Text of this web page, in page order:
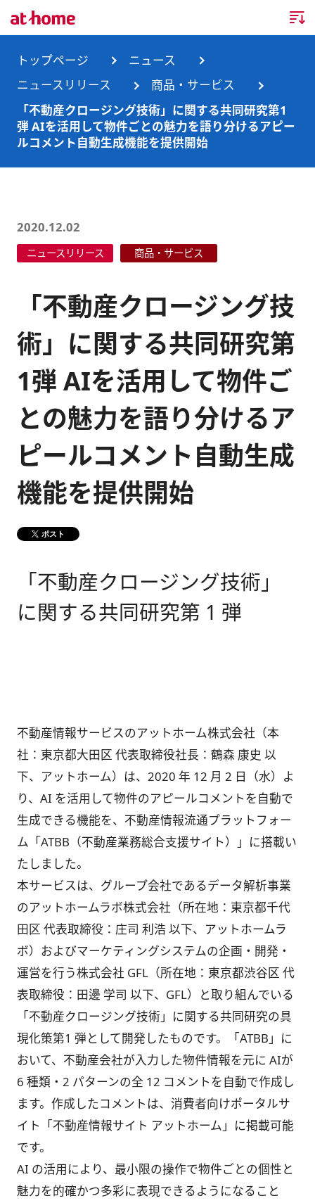
トップページ
企業情報
企業情報TOP
サステナビリティ
健康経営
DX戦略
CM・動画紹介
ニュース
ニュースTOP
ランキング
メディア掲載情報
事業内容
不動産業務支援サービス
新卒採用情報
障がい者採用情報
お問合せ
トップページ
ニュース
ニュースリリース
商品・サービス
「不動産クロージング技術」に関する共同研究第1
弾 AIを活用して物件ごとの魅力を語り分けるアピー
ルコメント自動生成機能を提供開始
2020.12.02
ニュースリリース 商品・サービス
「不動産クロージング技
術」に関する共同研究第
1弾 AIを活用して物件ご
との魅力を語り分けるア
ピールコメント自動生成
機能を提供開始
ポスト
「不動産クロージング技術」
に関する共同研究第 1 弾
不動産情報サービスのアットホーム株式会社（本
社：東京都大田区 代表取締役社長：鶴森 康史 以
下、アットホーム）は、2020 年 12 月 2 日（水）よ
り、AI を活用して物件のアピールコメントを自動で
生成できる機能を、不動産情報流通プラットフォー
ム「ATBB（不動産業務総合支援サイト）」に搭載い
たしました。
本サービスは、グループ会社であるデータ解析事業
のアットホームラボ株式会社（所在地：東京都千代
田区 代表取締役：庄司 利浩 以下、アットホームラ
ボ）およびマーケティングシステムの企画・開発・
運営を行う株式会社 GFL（所在地：東京都渋谷区 代
表取締役：田邊 学司 以下、GFL）と取り組んでいる
「不動産クロージング技術」に関する共同研究の具
現化策第1 弾として開発したものです。「ATBB」に
おいて、不動産会社が入力した物件情報を元に AIが
6 種類・2 パターンの全 12 コメントを自動で作成し
ます。作成したコメントは、消費者向けポータルサ
イト「不動産情報サイト アットホーム」に掲載可能
です。
AI の活用により、最小限の操作で物件ごとの個性と
魅力を的確かつ多彩に表現できるようになること